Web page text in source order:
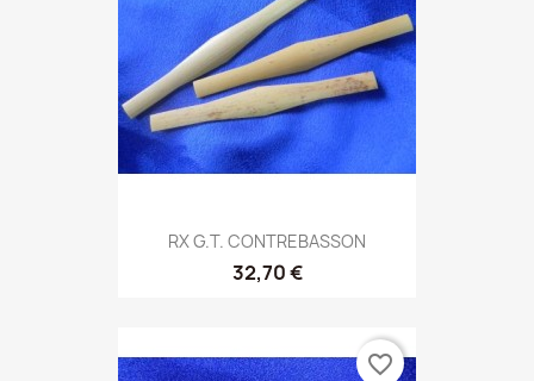
RX G.T. CONTREBASSON
32,70 €
favorite_border